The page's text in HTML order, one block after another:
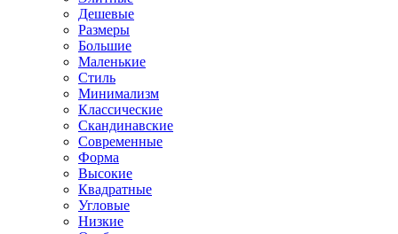
Дешевые
Размеры
Большие
Маленькие
Стиль
Минимализм
Классические
Скандинавские
Современные
Форма
Высокие
Квадратные
Угловые
Низкие